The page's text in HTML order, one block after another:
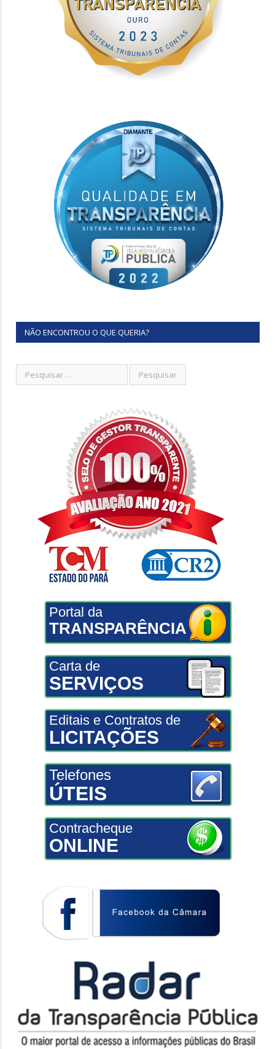
NÃO ENCONTROU O QUE QUERIA?
Portal da
TRANSPARÊNCIA
Carta de
SERVIÇOS
Editais e Contratos de
LICITAÇÕES
Telefones
ÚTEIS
Contracheque
ONLINE